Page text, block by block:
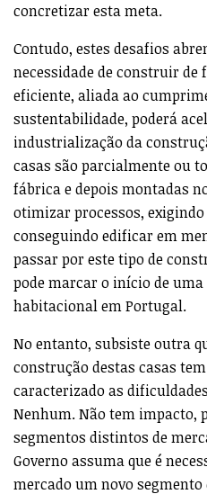
concretizar esta meta.
Contudo, estes desafios
necessidade de construir
eficiente, aliada ao
sustentabilidade, poderá
industrialização da
casas são parcialmente ou
fábrica e depois montadas
otimizar processos,
conseguindo edificar em
passar por este tipo de
pode marcar o início de
habitacional em Portugal.
No entanto, subsiste outra
construção destas casas
caracterizado as
Nenhum. Não tem impacto,
segmentos distintos de
Governo assuma que é
mercado um novo